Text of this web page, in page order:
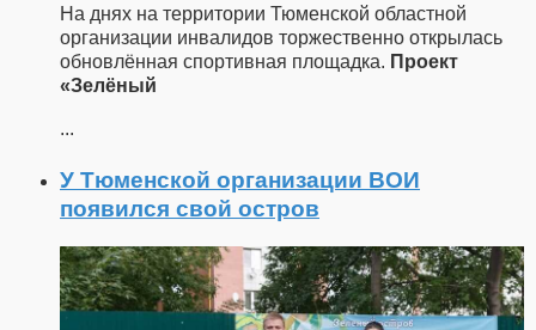
На днях на территории Тюменской областной
организации инвалидов торжественно открылась
обновлённая спортивная площадка. Проект
«Зелёный
...
У Тюменской организации ВОИ
появился свой остров